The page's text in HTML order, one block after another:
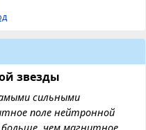
звезды
сильными
поле нейтронной